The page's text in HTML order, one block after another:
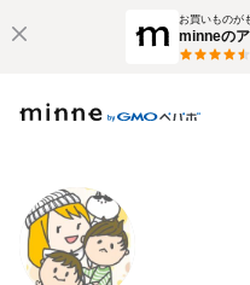
お買いものが
minneの